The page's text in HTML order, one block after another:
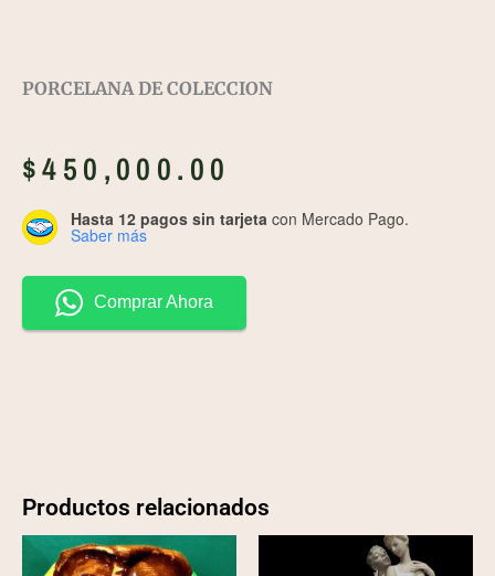
PORCELANA DE COLECCION
$450,000.00
Hasta 12 pagos sin tarjeta con Mercado Pago.
Saber más
Comprar Ahora
Productos relacionados